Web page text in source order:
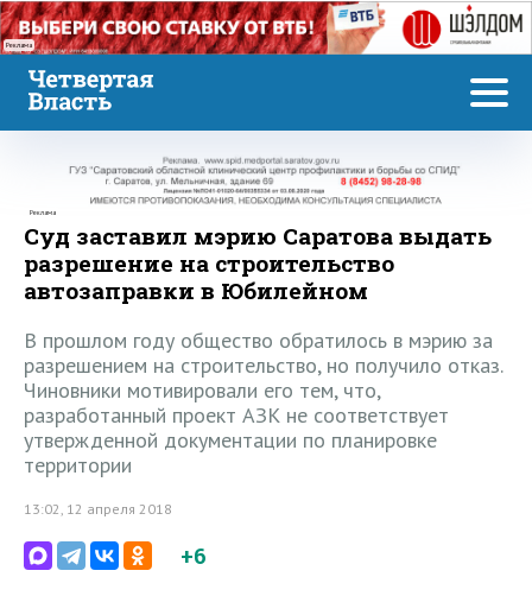
Реклама
Реклама
Суд заставил мэрию Саратова выдать
разрешение на строительство
автозаправки в Юбилейном
В прошлом году общество обратилось в мэрию за
разрешением на строительство, но получило отказ.
Чиновники мотивировали его тем, что,
разработанный проект АЗК не соответствует
утвержденной документации по планировке
территории
13:02, 12 апреля 2018
+6